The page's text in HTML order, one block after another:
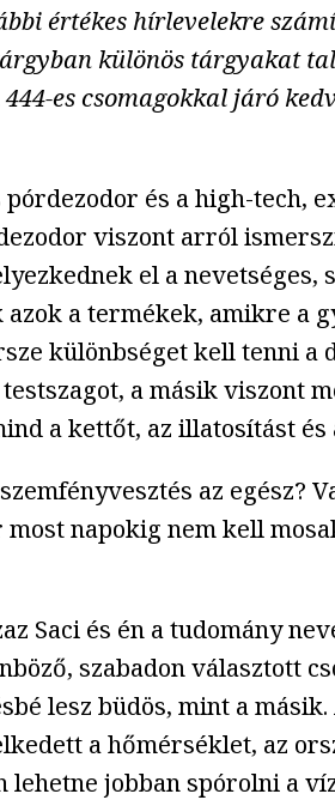
értékes hírlevelekre
különös tárgyakat
444-es csomagokkal járó
és a high-tech,
viszont arról
el a nevetséges,
a termékek, amikre a
különbséget kell tenni a
a másik viszont
a kettőt, az illatosítást
az egész?
napokig nem kell
Saci és én a tudomány
szabadon választott
lesz büdös, mint a
a hőmérséklet, az
jobban spórolni a